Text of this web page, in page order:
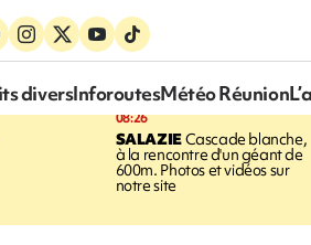
diversInforoutesMétéo Réunion
08:26
SALAZIECascade blanche,
à la rencontre d'un géant de
600m. Photos et vidéos sur
notre site